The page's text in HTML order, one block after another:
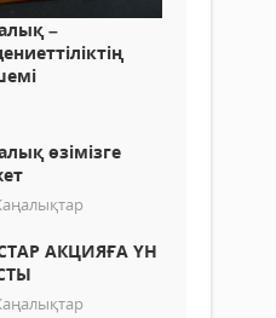
–
өзімізге
АКЦИЯҒА ҮН